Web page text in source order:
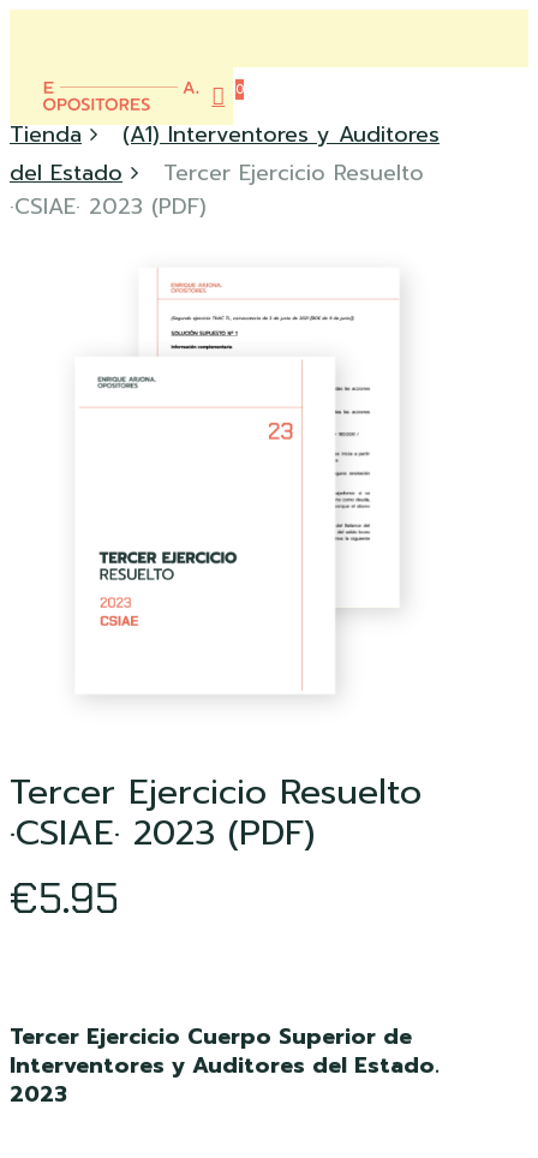
main
content
account
0
Menu
Tienda
(A1) Interventores y Auditores
del Estado
Tercer Ejercicio Resuelto
·CSIAE· 2023 (PDF)
Tercer Ejercicio Resuelto
·CSIAE· 2023 (PDF)
€5.95
Tercer Ejercicio Cuerpo Superior de
Interventores y Auditores del Estado.
2023
Close